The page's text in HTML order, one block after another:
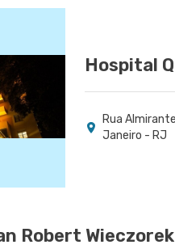
Hospital
Rua
Janeiro - RJ
Robert Wieczorek